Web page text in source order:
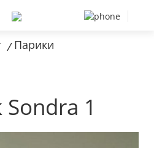
/ Парики
1